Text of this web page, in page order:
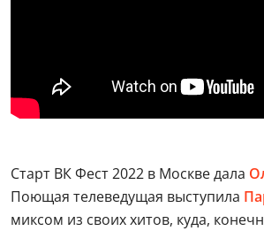
Старт ВК Фест 2022 в Москве дала
Поющая телеведущая выступила
миксом из своих хитов, куда,